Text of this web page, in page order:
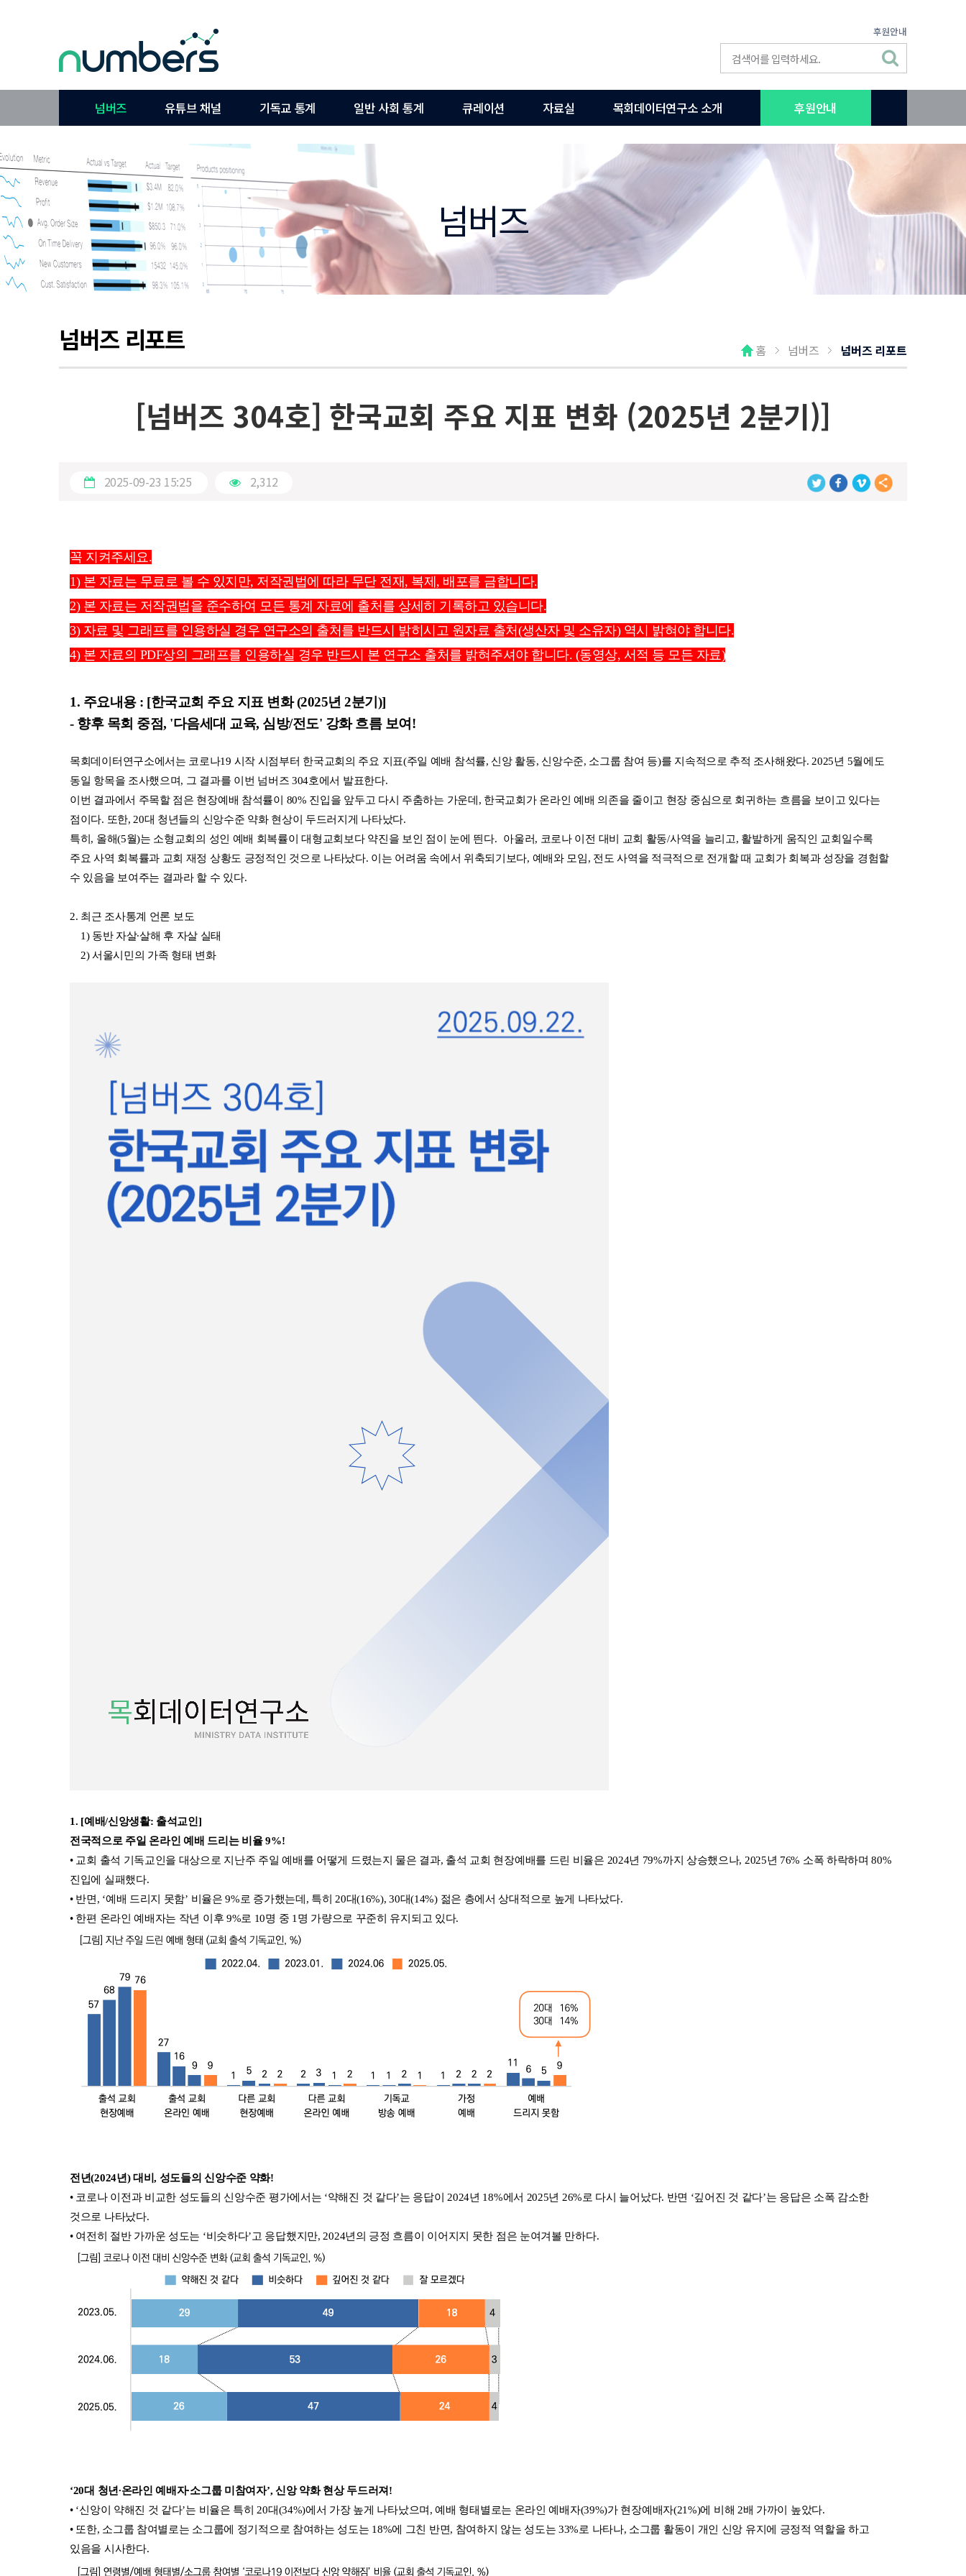
후원안내
넘버즈 유튜브 채널 기독교 통계 일반 사회 통계 큐레이션 자료실 목회데이터연구소 소개 후원안내
넘버즈
넘버즈 리포트 홈 넘버즈 넘버즈 리포트
[넘버즈 304호] 한국교회 주요 지표 변화 (2025년 2분기)]
2025-09-23 15:25 2,312
꼭 지켜주세요.
1) 본 자료는 무료로 볼 수 있지만, 저작권법에 따라 무단 전재, 복제, 배포를 금합니다.
2) 본 자료는 저작권법을 준수하여 모든 통계 자료에 출처를 상세히 기록하고 있습니다.
3) 자료 및 그래프를 인용하실 경우 연구소의 출처를 반드시 밝히시고 원자료 출처(생산자 및 소유자) 역시 밝혀야 합니다.
4) 본 자료의 PDF상의 그래프를 인용하실 경우 반드시 본 연구소 출처를 밝혀주셔야 합니다. (동영상, 서적 등 모든 자료)
1. 주요내용 : [한국교회 주요 지표 변화 (2025년 2분기)]
- 향후 목회 중점, '다음세대 교육, 심방/전도' 강화 흐름 보여!
목회데이터연구소에서는 코로나19 시작 시점부터 한국교회의 주요 지표(주일 예배 참석률, 신앙 활동, 신앙수준, 소그룹 참여 등)를 지속적으로 추적 조사해왔다. 2025년 5월에도
동일 항목을 조사했으며, 그 결과를 이번 넘버즈 304호에서 발표한다.
이번 결과에서 주목할 점은 현장예배 참석률이 80% 진입을 앞두고 다시 주춤하는 가운데, 한국교회가 온라인 예배 의존을 줄이고 현장 중심으로 회귀하는 흐름을 보이고 있다는
점이다. 또한, 20대 청년들의 신앙수준 약화 현상이 두드러지게 나타났다.
특히, 올해(5월)는 소형교회의 성인 예배 회복률이 대형교회보다 약진을 보인 점이 눈에 띈다. 아울러, 코로나 이전 대비 교회 활동/사역을 늘리고, 활발하게 움직인 교회일수록
주요 사역 회복률과 교회 재정 상황도 긍정적인 것으로 나타났다. 이는 어려움 속에서 위축되기보다, 예배와 모임, 전도 사역을 적극적으로 전개할 때 교회가 회복과 성장을 경험할
수 있음을 보여주는 결과라 할 수 있다.
2. 최근 조사통계 언론 보도
1) 동반 자살∙살해 후 자살 실태
2) 서울시민의 가족 형태 변화
1. [예배/신앙생활: 출석교인]
전국적으로 주일 온라인 예배 드리는 비율 9%!
• 교회 출석 기독교인을 대상으로 지난주 주일 예배를 어떻게 드렸는지 물은 결과, 출석 교회 현장예배를 드린 비율은 2024년 79%까지 상승했으나, 2025년 76% 소폭 하락하며 80%
진입에 실패했다.
• 반면, ‘예배 드리지 못함’ 비율은 9%로 증가했는데, 특히 20대(16%), 30대(14%) 젊은 층에서 상대적으로 높게 나타났다.
• 한편 온라인 예배자는 작년 이후 9%로 10명 중 1명 가량으로 꾸준히 유지되고 있다.
전년(2024년) 대비, 성도들의 신앙수준 약화!
• 코로나 이전과 비교한 성도들의 신앙수준 평가에서는 ‘약해진 것 같다’는 응답이 2024년 18%에서 2025년 26%로 다시 늘어났다. 반면 ‘깊어진 것 같다’는 응답은 소폭 감소한
것으로 나타났다.
• 여전히 절반 가까운 성도는 ‘비슷하다’고 응답했지만, 2024년의 긍정 흐름이 이어지지 못한 점은 눈여겨볼 만하다.
‘20대 청년∙온라인 예배자∙소그룹 미참여자’, 신앙 약화 현상 두드러져!
• ‘신앙이 약해진 것 같다’는 비율은 특히 20대(34%)에서 가장 높게 나타났으며, 예배 형태별로는 온라인 예배자(39%)가 현장예배자(21%)에 비해 2배 가까이 높았다.
• 또한, 소그룹 참여별로는 소그룹에 정기적으로 참여하는 성도는 18%에 그친 반면, 참여하지 않는 성도는 33%로 나타나, 소그룹 활동이 개인 신앙 유지에 긍정적 역할을 하고
있음을 시사한다.